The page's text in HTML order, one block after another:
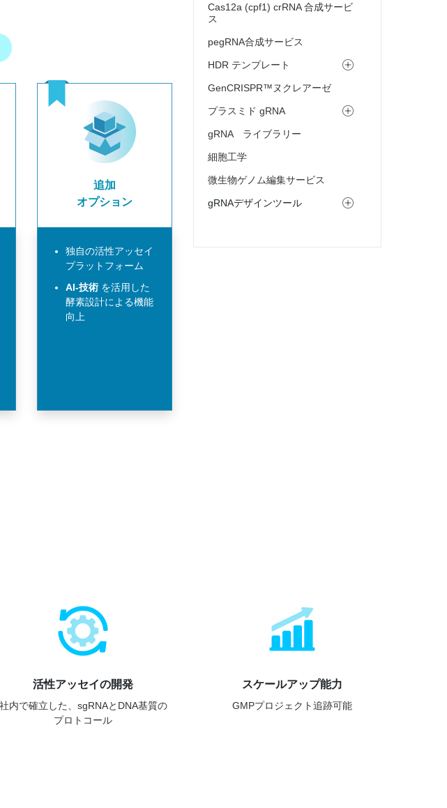
追加
オプション
独自の活性アッセイ
プラットフォーム
AI-技術 を活用した
酵素設計による機能
向上
Cas12a (cpf1) crRNA 合成サービ
ス
pegRNA合成サービス
HDR テンプレート
GenCRISPR™ヌクレアーゼ
プラスミド gRNA
gRNA ライブラリー
細胞工学
微生物ゲノム編集サービス
gRNAデザインツール
活性アッセイの開発
社内で確立した、sgRNAとDNA基質の
プロトコール
スケールアップ能力
GMPプロジェクト追跡可能